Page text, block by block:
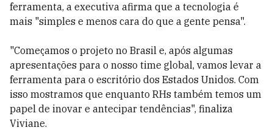
ferramenta, a executiva afirma que a tecnologia é
mais "simples e menos cara do que a gente pensa".
"Começamos o projeto no Brasil e, após algumas
apresentações para o nosso time global, vamos levar a
ferramenta para o escritório dos Estados Unidos. Com
isso mostramos que enquanto RHs também temos um
papel de inovar e antecipar tendências", finaliza
Viviane.